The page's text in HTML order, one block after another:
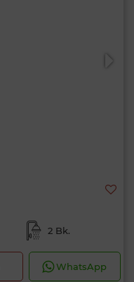
2 Bk.
WhatsApp